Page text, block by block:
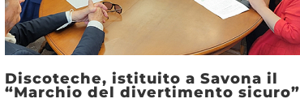
Discoteche, istituito a Savona il
“Marchio del divertimento sicuro”